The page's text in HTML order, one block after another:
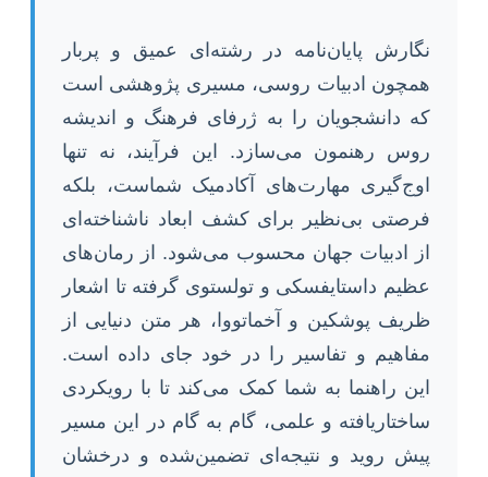
نگارش پایان‌نامه در رشته‌ای عمیق و پربار
همچون ادبیات روسی، مسیری پژوهشی است
که دانشجویان را به ژرفای فرهنگ و اندیشه
روس رهنمون می‌سازد. این فرآیند، نه تنها
اوج‌گیری مهارت‌های آکادمیک شماست، بلکه
فرصتی بی‌نظیر برای کشف ابعاد ناشناخته‌ای
از ادبیات جهان محسوب می‌شود. از رمان‌های
عظیم داستایفسکی و تولستوی گرفته تا اشعار
ظریف پوشکین و آخماتووا، هر متن دنیایی از
مفاهیم و تفاسیر را در خود جای داده است.
این راهنما به شما کمک می‌کند تا با رویکردی
ساختاریافته و علمی، گام به گام در این مسیر
پیش روید و نتیجه‌ای تضمین‌شده و درخشان